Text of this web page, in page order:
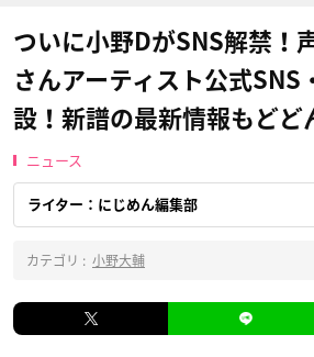
ついに小野DがSNS解禁！
さんアーティスト公式SNS
設！新譜の最新情報もどど
ニュース
ライター：にじめん編集部
カテゴリ : 小野大輔